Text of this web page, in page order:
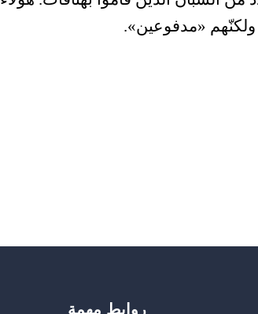
ولكنّهم «مدفوعين».
روابط مهمة